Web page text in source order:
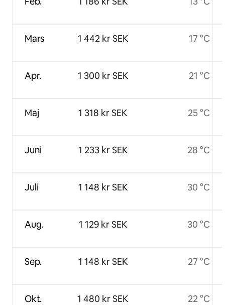
Mars
Apr.
Maj
Juni
Juli
Aug.
Sep.
Okt.
1 442 kr SEK
1 300 kr SEK
1 318 kr SEK
1 233 kr SEK
1 148 kr SEK
1 129 kr SEK
1 148 kr SEK
1 480 kr SEK
17 °C
21 °C
25 °C
28 °C
30 °C
30 °C
27 °C
22 °C